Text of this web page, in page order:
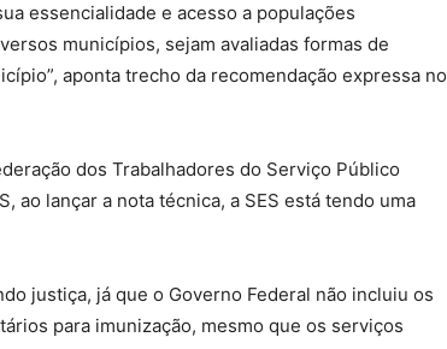
essencialidade e acesso a populações
municípios, sejam avaliadas formas de
aponta trecho da recomendação expressa no
dos Trabalhadores do Serviço Público
ao lançar a nota técnica, a SES está tendo uma
justiça, já que o Governo Federal não incluiu os
para imunização, mesmo que os serviços